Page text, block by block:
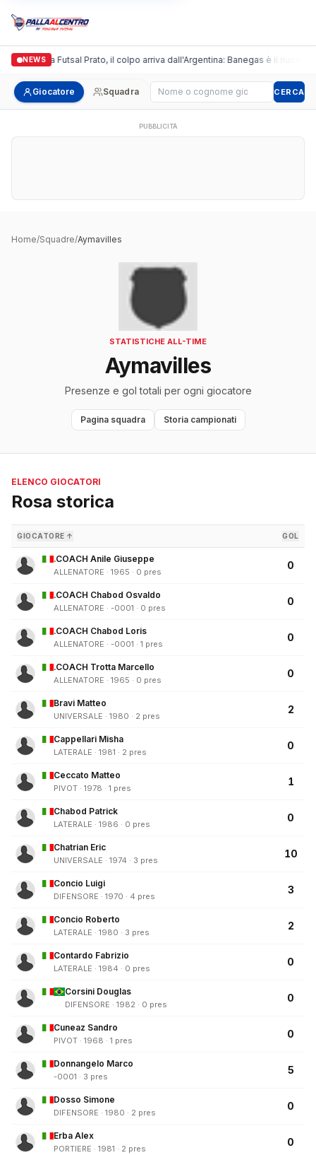
NEWS
Italgronda Futsal Prato, il colpo arriva dall'Argentina: Banegas è il nuovo
Giocatore Squadra Cerca giocatore CERCA
PUBBLICITÀ
Home/Squadre/Aymavilles
STATISTICHE ALL-TIME
Aymavilles
Presenze e gol totali per ogni giocatore
Pagina squadra Storia campionati
ELENCO GIOCATORI
Rosa storica
GIOCATORE ↑ GOL
.COACH Anile Giuseppe
ALLENATORE · 1965 · 0 pres
0
.COACH Chabod Osvaldo
ALLENATORE · -0001 · 0 pres
0
.COACH Chabod Loris
ALLENATORE · -0001 · 1 pres
0
.COACH Trotta Marcello
ALLENATORE · 1965 · 0 pres
0
Bravi Matteo
UNIVERSALE · 1980 · 2 pres
2
Cappellari Misha
LATERALE · 1981 · 2 pres
0
Ceccato Matteo
PIVOT · 1978 · 1 pres
1
Chabod Patrick
LATERALE · 1986 · 0 pres
0
Chatrian Eric
UNIVERSALE · 1974 · 3 pres
10
Concio Luigi
DIFENSORE · 1970 · 4 pres
3
Concio Roberto
LATERALE · 1980 · 3 pres
2
Contardo Fabrizio
LATERALE · 1984 · 0 pres
0
Corsini Douglas
DIFENSORE · 1982 · 0 pres
0
Cuneaz Sandro
PIVOT · 1968 · 1 pres
0
Donnangelo Marco
-0001 · 3 pres
5
Dosso Simone
DIFENSORE · 1980 · 2 pres
0
Erba Alex
PORTIERE · 1981 · 2 pres
0